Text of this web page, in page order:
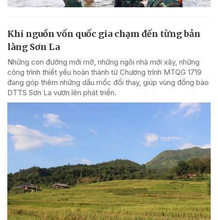
Khi nguồn vốn quốc gia chạm đến từng bản
làng Sơn La
Những con đường mới mở, những ngôi nhà mới xây, những
công trình thiết yếu hoàn thành từ Chương trình MTQG 1719
đang góp thêm những dấu mốc đổi thay, giúp vùng đồng bào
DTTS Sơn La vươn lên phát triển.